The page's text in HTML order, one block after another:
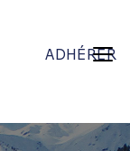
ADHÉRER